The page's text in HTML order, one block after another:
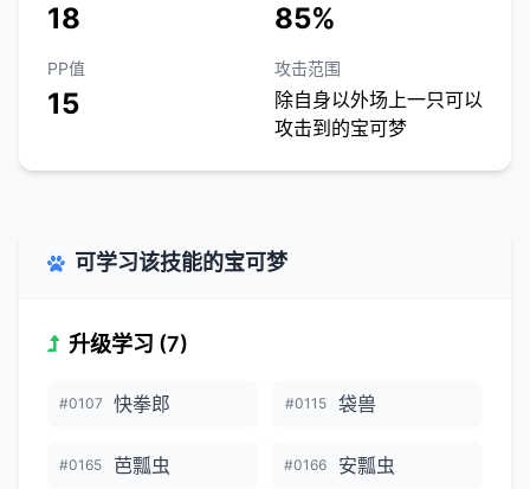
18 85%
PP值
15
攻击范围
除自身以外场上一只可以
攻击到的宝可梦
可学习该技能的宝可梦
升级学习 (7)
#0107 快拳郎 #0115 袋兽
#0165 芭瓢虫 #0166 安瓢虫